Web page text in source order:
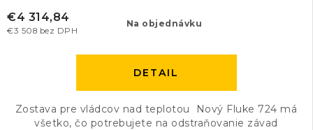
Na objednávku
€3 508 bez DPH
€4 314,84
DETAIL
Zostava pre vládcov nad teplotou Nový Fluke 724 má
všetko, čo potrebujete na odstraňovanie závad